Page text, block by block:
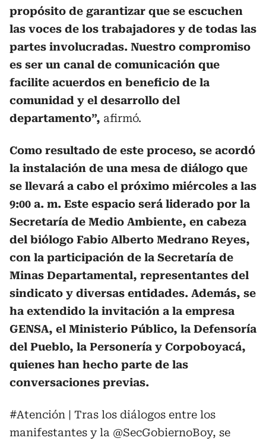
propósito de garantizar que se escuchen
las voces de los trabajadores y de todas las
partes involucradas. Nuestro compromiso
es ser un canal de comunicación que
facilite acuerdos en beneficio de la
comunidad y el desarrollo del
departamento”, afirmó.
Como resultado de este proceso, se acordó
la instalación de una mesa de diálogo que
se llevará a cabo el próximo miércoles a las
9:00 a. m. Este espacio será liderado por la
Secretaría de Medio Ambiente, en cabeza
del biólogo Fabio Alberto Medrano Reyes,
con la participación de la Secretaría de
Minas Departamental, representantes del
sindicato y diversas entidades. Además, se
ha extendido la invitación a la empresa
GENSA, el Ministerio Público, la Defensoría
del Pueblo, la Personería y Corpoboyacá,
quienes han hecho parte de las
conversaciones previas.
#Atención | Tras los diálogos entre los
manifestantes y la @SecGobiernoBoy, se